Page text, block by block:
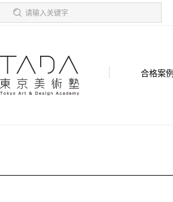
请输入关键字
合格案例